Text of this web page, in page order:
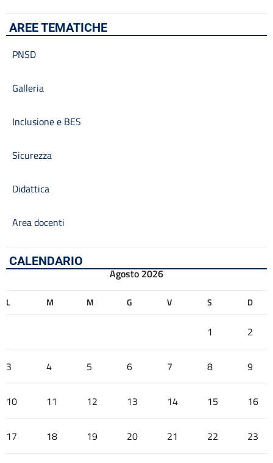
AREE TEMATICHE
PNSD
Galleria
Inclusione e BES
Sicurezza
Didattica
Area docenti
CALENDARIO
Agosto 2026
L M M G V S D
1 2
3 4 5 6 7 8 9
10 11 12 13 14 15 16
17 18 19 20 21 22 23